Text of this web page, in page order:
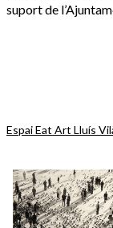
suport de
Espai Eat Art Lluís